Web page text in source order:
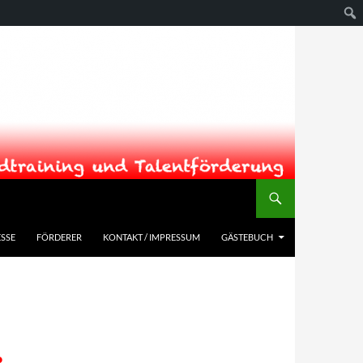
FÖRDERER KONTAKT / IMPRESSUM GÄSTEBUCH